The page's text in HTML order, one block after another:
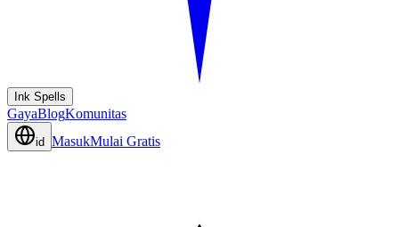
Ink Spells
GayaBlogKomunitas
id MasukMulai Gratis